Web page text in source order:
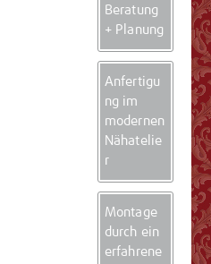
Beratung
+ Planung
Anfertigu
ng im
modernen
Nähatelie
r
Montage
durch ein
erfahrene